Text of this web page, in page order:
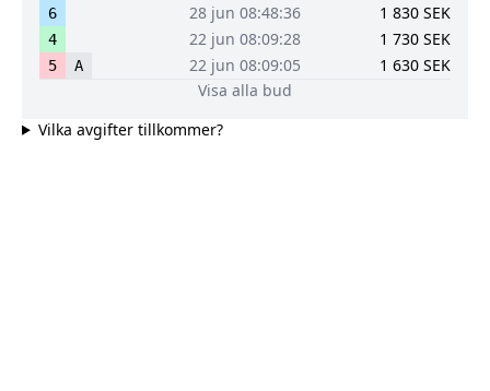
6 28 jun 08:48:36 1 830 SEK
4 22 jun 08:09:28 1 730 SEK
5 A 22 jun 08:09:05 1 630 SEK
Visa alla bud
Vilka avgifter tillkommer?